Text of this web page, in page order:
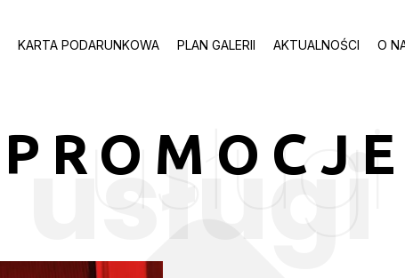
KARTA PODARUNKOWA PLAN GALERII AKTUALNOŚCI O
PROMOCJE
usługi
usługi